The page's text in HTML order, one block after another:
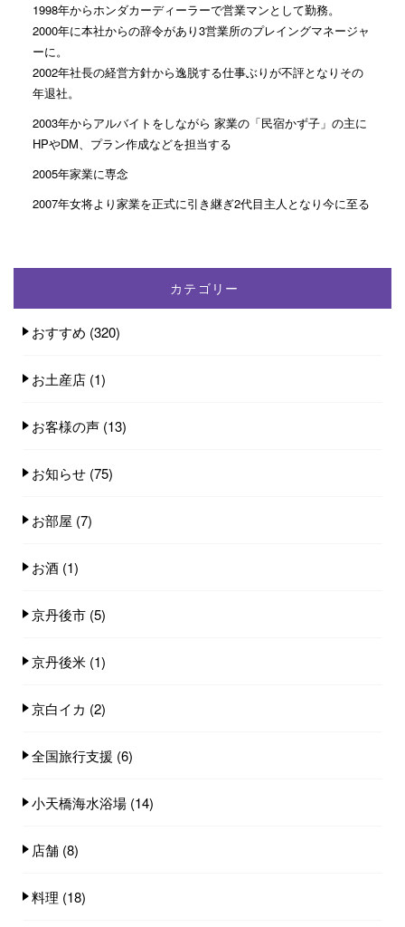
1998年からホンダカーディーラーで営業マンとして勤務。
2000年に本社からの辞令があり3営業所のプレイングマネージャ
ーに。
2002年社長の経営方針から逸脱する仕事ぶりが不評となりその
年退社。
2003年からアルバイトをしながら 家業の「民宿かず子」の主に
HPやDM、プラン作成などを担当する
2005年家業に専念
2007年女将より家業を正式に引き継ぎ2代目主人となり今に至る
カテゴリー
おすすめ (320)
お土産店 (1)
お客様の声 (13)
お知らせ (75)
お部屋 (7)
お酒 (1)
京丹後市 (5)
京丹後米 (1)
京白イカ (2)
全国旅行支援 (6)
小天橋海水浴場 (14)
店舗 (8)
料理 (18)